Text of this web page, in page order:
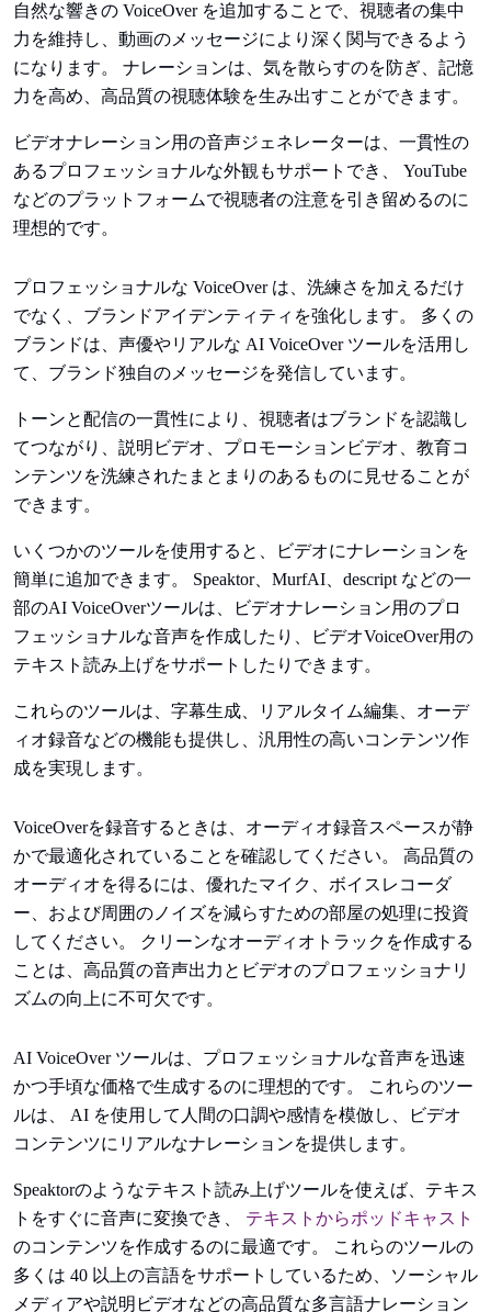
自然な響きの VoiceOver を追加することで、視聴者の集中
力を維持し、動画のメッセージにより深く関与できるよう
になります。 ナレーションは、気を散らすのを防ぎ、記憶
力を高め、高品質の視聴体験を生み出すことができます。
ビデオナレーション用の音声ジェネレーターは、一貫性の
あるプロフェッショナルな外観もサポートでき、 YouTube
などのプラットフォームで視聴者の注意を引き留めるのに
理想的です。
プロフェッショナルな VoiceOver は、洗練さを加えるだけ
でなく、ブランドアイデンティティを強化します。 多くの
ブランドは、声優やリアルな AI VoiceOver ツールを活用し
て、ブランド独自のメッセージを発信しています。
トーンと配信の一貫性により、視聴者はブランドを認識し
てつながり、説明ビデオ、プロモーションビデオ、教育コ
ンテンツを洗練されたまとまりのあるものに見せることが
できます。
いくつかのツールを使用すると、ビデオにナレーションを
簡単に追加できます。 Speaktor、MurfAI、descript などの一
部のAI VoiceOverツールは、ビデオナレーション用のプロ
フェッショナルな音声を作成したり、ビデオVoiceOver用の
テキスト読み上げをサポートしたりできます。
これらのツールは、字幕生成、リアルタイム編集、オーデ
ィオ録音などの機能も提供し、汎用性の高いコンテンツ作
成を実現します。
VoiceOverを録音するときは、オーディオ録音スペースが静
かで最適化されていることを確認してください。 高品質の
オーディオを得るには、優れたマイク、ボイスレコーダ
ー、および周囲のノイズを減らすための部屋の処理に投資
してください。 クリーンなオーディオトラックを作成する
ことは、高品質の音声出力とビデオのプロフェッショナリ
ズムの向上に不可欠です。
AI VoiceOver ツールは、プロフェッショナルな音声を迅速
かつ手頃な価格で生成するのに理想的です。 これらのツー
ルは、 AI を使用して人間の口調や感情を模倣し、ビデオ
コンテンツにリアルなナレーションを提供します。
Speaktorのようなテキスト読み上げツールを使えば、テキス
トをすぐに音声に変換でき、 テキストからポッドキャスト
のコンテンツを作成するのに最適です。 これらのツールの
多くは 40 以上の言語をサポートしているため、ソーシャル
メディアや説明ビデオなどの高品質な多言語ナレーション